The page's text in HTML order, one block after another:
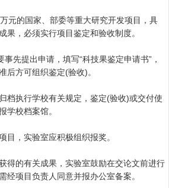
万元的国家、部委等重大研究开发项目，具
果，必须实行项目鉴定和验收制度。
事先提出申请，填写“科技果鉴定申请书”，
后方可组织鉴定(验收)。
档执行学校有关规定，鉴定(验收)或交付使
学校档案馆。
目，实验室应积极组织报奖。
得的有关成果，实验室鼓励在交论文前进行
经项目负责人同意并报办公室备案。